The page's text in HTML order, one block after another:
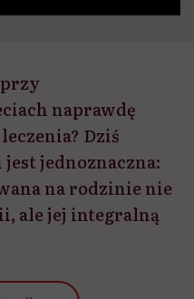
naprawdę
Dziś
jednoznaczna:
na rodzinie nie
ale jej integralną